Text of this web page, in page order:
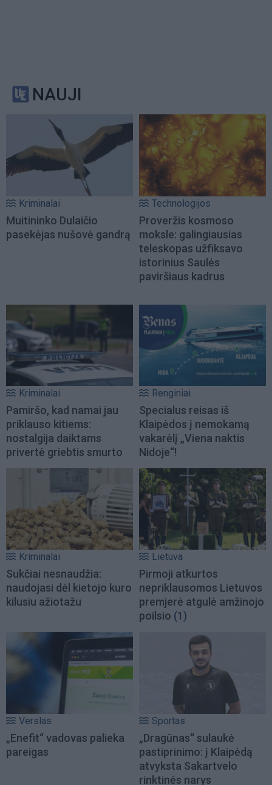
NAUJI
Kriminalai
Muitininko Dulaičio
pasekėjas nušovė gandrą
Technologijos
Proveržis kosmoso
moksle: galingiausias
teleskopas užfiksavo
istorinius Saulės
paviršiaus kadrus
Kriminalai
Pamiršo, kad namai jau
priklauso kitiems:
nostalgija daiktams
privertė griebtis smurto
Renginiai
Specialus reisas iš
Klaipėdos į nemokamą
vakarėlį „Viena naktis
Nidoje“!
Kriminalai
Sukčiai nesnaudžia:
naudojasi dėl kietojo kuro
kilusiu ažiotažu
Lietuva
Pirmoji atkurtos
nepriklausomos Lietuvos
premjerė atgulė amžinojo
poilsio (1)
Verslas
„Enefit“ vadovas palieka
pareigas
Sportas
„Dragūnas“ sulaukė
pastiprinimo: į Klaipėdą
atvyksta Sakartvelo
rinktinės narys